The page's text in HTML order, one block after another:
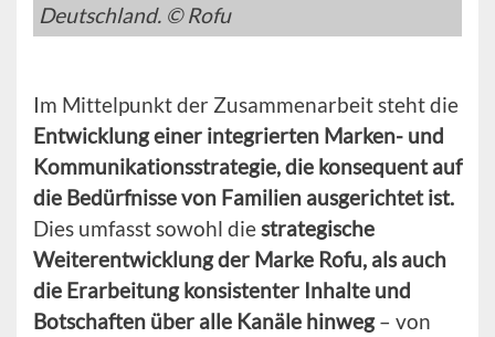
Deutschland. © Rofu
Im Mittelpunkt der Zusammenarbeit steht die
Entwicklung einer integrierten Marken- und
Kommunikationsstrategie, die konsequent auf
die Bedürfnisse von Familien ausgerichtet ist.
Dies umfasst sowohl diestrategische
Weiterentwicklung der Marke Rofu, als auch
die Erarbeitung konsistenter Inhalte und
Botschaften über alle Kanäle hinweg– von